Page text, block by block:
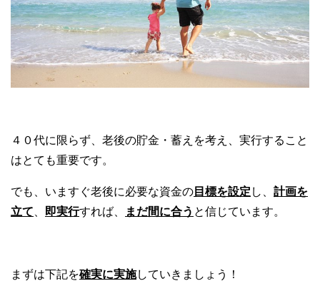
４０代に限らず、老後の貯金・蓄えを考え、実行すること
はとても重要です。
でも、いますぐ老後に必要な資金の 目標を設定 し、 計画を
立て
即実行すれば、 まだ間に合う と信じています。
まずは下記を確実に実施していきましょう！